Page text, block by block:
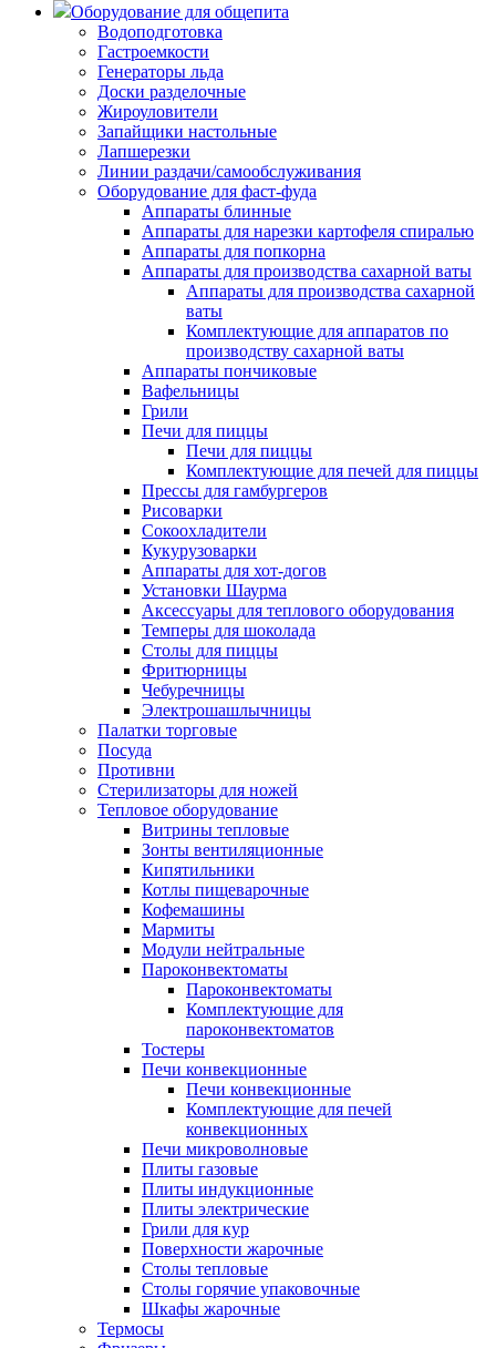
Оборудование для общепита
Водоподготовка
Гастроемкости
Генераторы льда
Доски разделочные
Жироуловители
Запайщики настольные
Лапшерезки
Линии раздачи/самообслуживания
Оборудование для фаст-фуда
Аппараты блинные
Аппараты для нарезки картофеля спиралью
Аппараты для попкорна
Аппараты для производства сахарной ваты
Аппараты для производства сахарной
ваты
Комплектующие для аппаратов по
производству сахарной ваты
Аппараты пончиковые
Вафельницы
Грили
Печи для пиццы
Печи для пиццы
Комплектующие для печей для пиццы
Прессы для гамбургеров
Рисоварки
Сокоохладители
Кукурузоварки
Аппараты для хот-догов
Установки Шаурма
Аксессуары для теплового оборудования
Темперы для шоколада
Столы для пиццы
Фритюрницы
Чебуречницы
Электрошашлычницы
Палатки торговые
Посуда
Противни
Стерилизаторы для ножей
Тепловое оборудование
Витрины тепловые
Зонты вентиляционные
Кипятильники
Котлы пищеварочные
Кофемашины
Мармиты
Модули нейтральные
Пароконвектоматы
Пароконвектоматы
Комплектующие для
пароконвектоматов
Тостеры
Печи конвекционные
Печи конвекционные
Комплектующие для печей
конвекционных
Печи микроволновые
Плиты газовые
Плиты индукционные
Плиты электрические
Грили для кур
Поверхности жарочные
Столы тепловые
Столы горячие упаковочные
Шкафы жарочные
Термосы